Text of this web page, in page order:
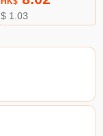
$ 1.03